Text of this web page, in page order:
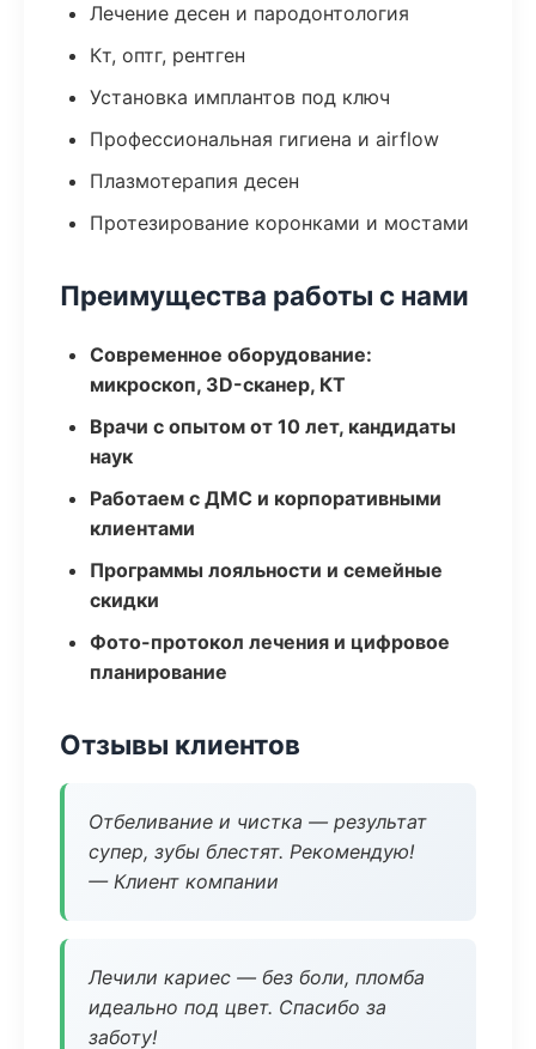
Лечение десен и пародонтология
Кт, оптг, рентген
Установка имплантов под ключ
Профессиональная гигиена и airflow
Плазмотерапия десен
Протезирование коронками и мостами
Преимущества работы с нами
Современное оборудование:
микроскоп, 3D-сканер, КТ
Врачи с опытом от 10 лет, кандидаты
наук
Работаем с ДМС и корпоративными
клиентами
Программы лояльности и семейные
скидки
Фото-протокол лечения и цифровое
планирование
Отзывы клиентов
Отбеливание и чистка — результат
супер, зубы блестят. Рекомендую!
— Клиент компании
Лечили кариес — без боли, пломба
идеально под цвет. Спасибо за
заботу!